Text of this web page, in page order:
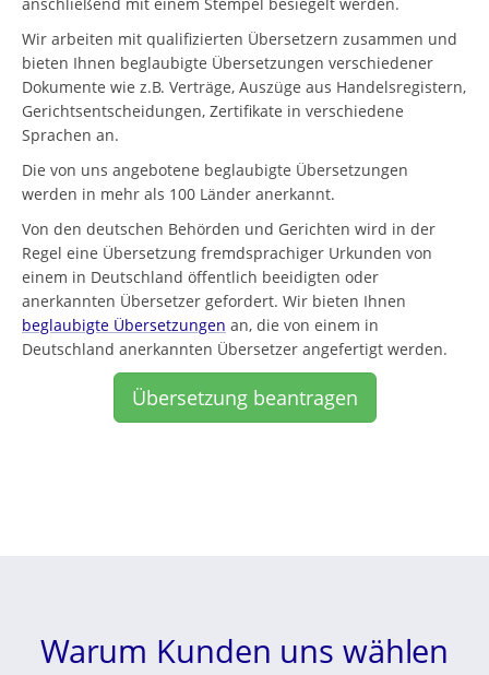
Wir arbeiten mit qualifizierten Übersetzern zusammen und
bieten Ihnen beglaubigte Übersetzungen verschiedener
Dokumente wie z.B. Verträge, Auszüge aus Handelsregistern,
Gerichtsentscheidungen, Zertifikate in verschiedene
Sprachen an.
Die von uns angebotene beglaubigte Übersetzungen
werden in mehr als 100 Länder anerkannt.
Von den deutschen Behörden und Gerichten wird in der
Regel eine Übersetzung fremdsprachiger Urkunden von
einem in Deutschland öffentlich beeidigten oder
anerkannten Übersetzer gefordert. Wir bieten Ihnen
beglaubigte Übersetzungen an, die von einem in
Deutschland anerkannten Übersetzer angefertigt werden.
Übersetzung beantragen
Warum Kunden uns wählen